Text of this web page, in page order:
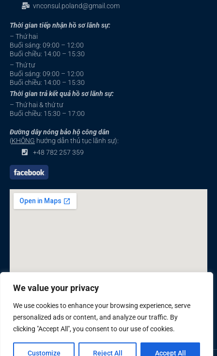
We value your privacy
We use cookies to enhance your browsing experience, serve
personalized ads or content, and analyze our traffic. By
clicking "Accept All", you consent to our use of cookies.
Customize Reject All Accept All
vnconsul.poland@gmail.com
Thời gian tiếp nhận hồ sơ lãnh sự:
– Thứ hai
Buổi sáng: 09:00 – 12:00
Buổi chiều: 14:00 – 15:30
– Thứ tư
Buổi sáng: 09:00 – 12:00
Buổi chiều: 14:00 – 15:30
Thời gian trả kết quả hồ sơ lãnh sự:
– Thứ hai & thứ tư
Buổi chiều: 15:30 – 17:00
Đường dây nóng bảo hộ công dân
(KHÔNG hướng dẫn thủ tục lãnh sự):
+48 782 257 359